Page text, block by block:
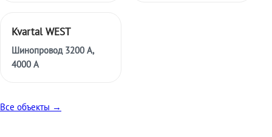
Kvartal WEST
Шинопровод 3200 А,
4000 А
Все объекты →